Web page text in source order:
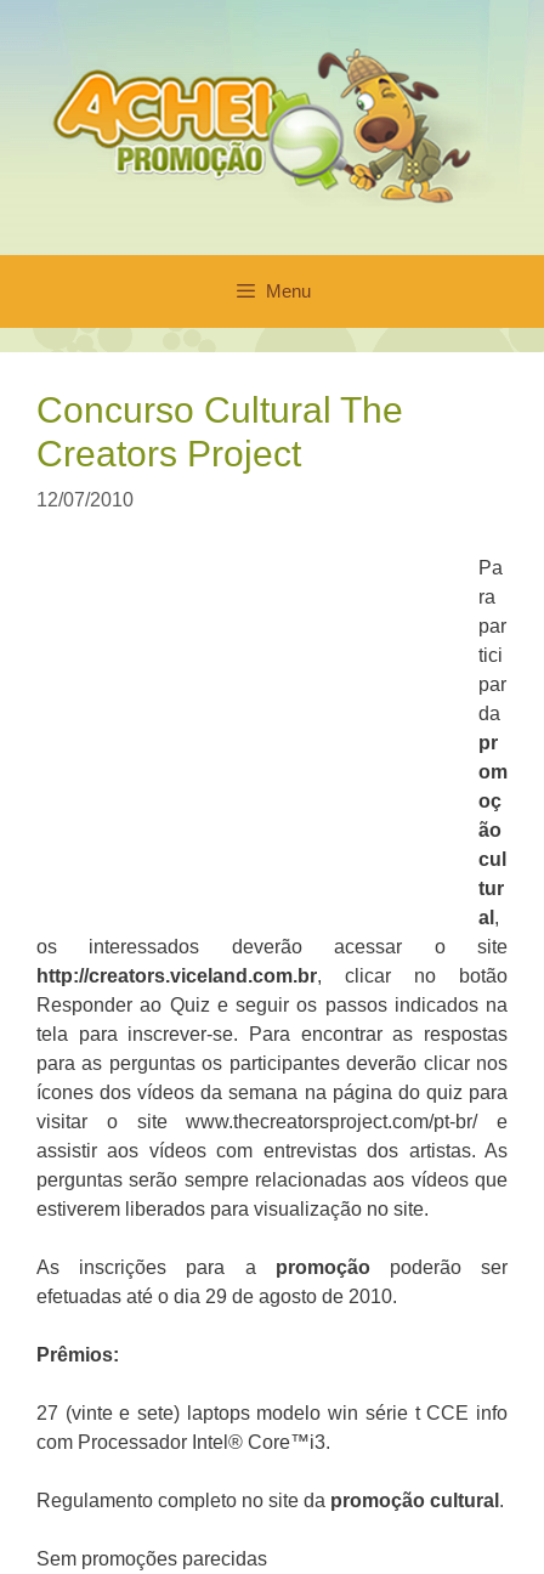
conteúdo
Menu
Concurso Cultural The
Creators Project
12/07/2010
Pa
ra
par
tici
par
da
pr
om
oç
ão
cul
tur
al ,
os interessados deverão acessar o site
http://creators.viceland.com.br, clicar no botão
Responder ao Quiz e seguir os passos indicados na
tela para inscrever-se. Para encontrar as respostas
para as perguntas os participantes deverão clicar nos
ícones dos vídeos da semana na página do quiz para
visitar o site www.thecreatorsproject.com/pt-br/ e
assistir aos vídeos com entrevistas dos artistas. As
perguntas serão sempre relacionadas aos vídeos que
estiverem liberados para visualização no site.
As inscrições para a promoçãopoderão ser
efetuadas até o dia 29 de agosto de 2010.
Prêmios:
27 (vinte e sete) laptops modelo win série t CCE info
com Processador Intel® Core™i3.
Regulamento completo no site da promoção cultural .
Sem promoções parecidas